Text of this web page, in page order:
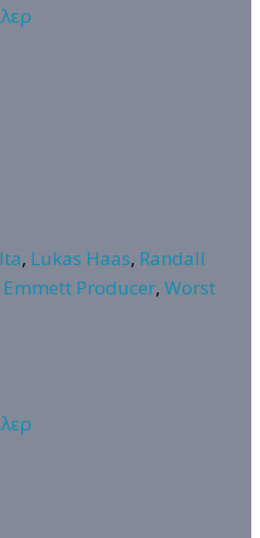
, Lukas Haas, Randall
Producer, Worst